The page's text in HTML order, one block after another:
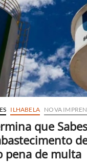
ILHABELA NOVA
que
pena de multa